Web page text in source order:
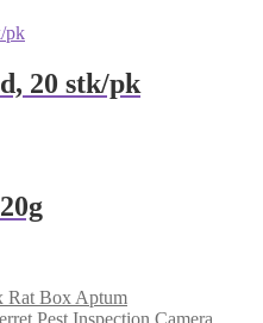
20 stk/pk
Rat Box Aptum
Pest Inspection Camera